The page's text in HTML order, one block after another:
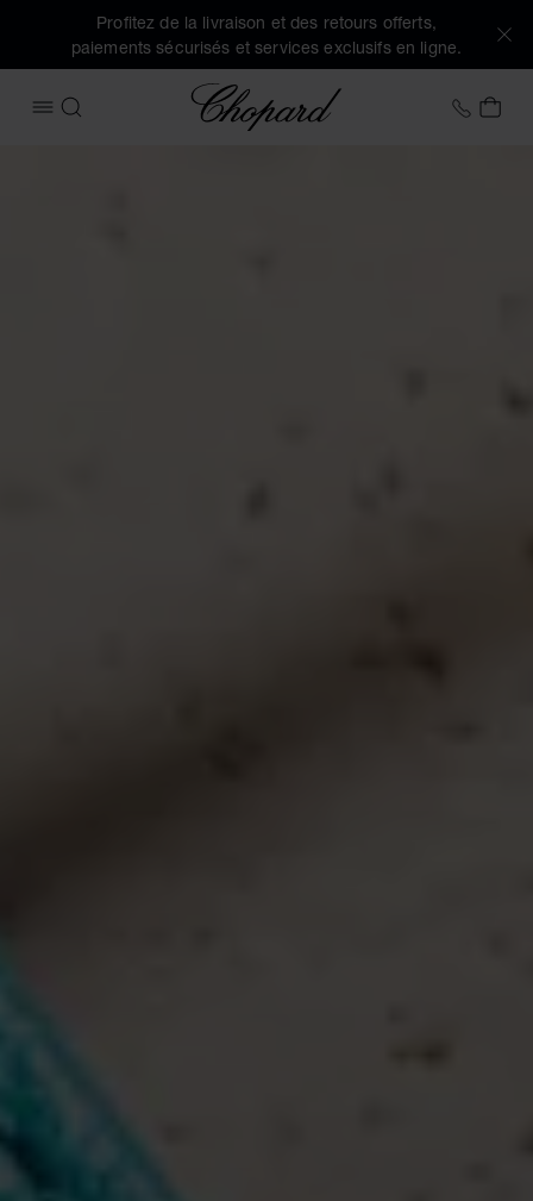
Profitez de la livraison et des retours offerts,
paiements sécurisés et services exclusifs en ligne.
OUVRIR LE MENU
RECHERCHER Chopard +41